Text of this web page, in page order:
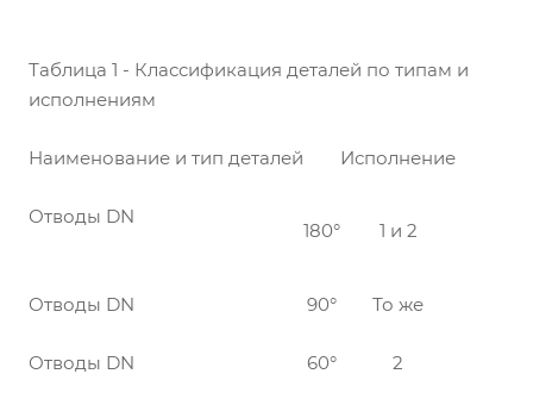
Таблица 1 - Классификация деталей по типам и
исполнениям
Наименование и тип деталей Исполнение
Отводы DN
180° 1 и 2
Отводы DN 90° То же
Отводы DN 60° 2